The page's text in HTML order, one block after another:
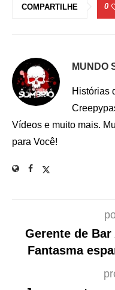
COMPARTILHE 0
MUNDO
Histórias
Vídeos e muito mais.
para Você!
Gerente de
Fantasma